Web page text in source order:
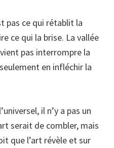
pas ce qui rétablit la
ce qui la brise. La vallée
pas interrompre la
en infléchir la
il n’y a pas un
serait de combler, mais
que l’art révèle et sur